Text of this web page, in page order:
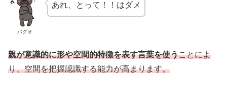
パグオ
あれ、とって！！はダメ
親が意識的に形や空間的特徴を表す言葉を使うことによ
り、空間を把握認識する能力が高まります。